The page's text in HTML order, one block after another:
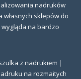
nadruków
sklepów do
na bardzo
z nadrukiem |
na rozmaitych